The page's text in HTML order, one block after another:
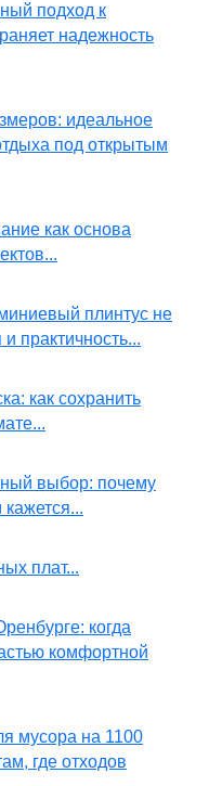
подход к
надежность
идеальное
под открытым
как основа
плинтус не
практичность...
как сохранить
выбор: почему
плат...
когда
комфортной
мусора на 1100
где отходов